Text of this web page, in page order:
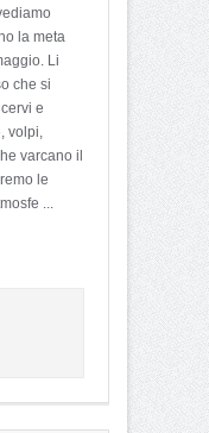
la meta
Li
che si
e
volpi,
varcano il
le
...